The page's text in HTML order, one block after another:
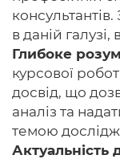
в даній
Глибоке
курсової
досвід, що
аналіз та
темою
Актуальність